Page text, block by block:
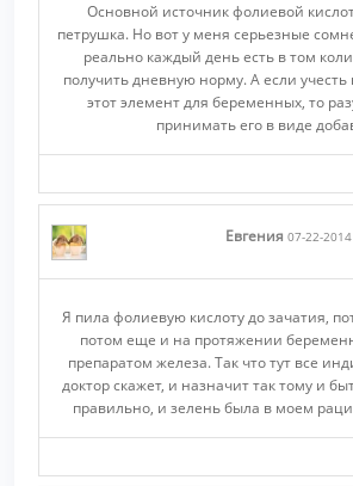
Основной источник фолиевой
петрушка. Но вот у меня серьезные
реально каждый день есть в том
получить дневную норму. А если учесть
этот элемент для беременных, то
принимать его в виде
Евгения 07-22-2014
Я пила фолиевую кислоту до зачатия,
потом еще и на протяжении
препаратом железа. Так что тут все
доктор скажет, и назначит так тому и
правильно, и зелень была в моем